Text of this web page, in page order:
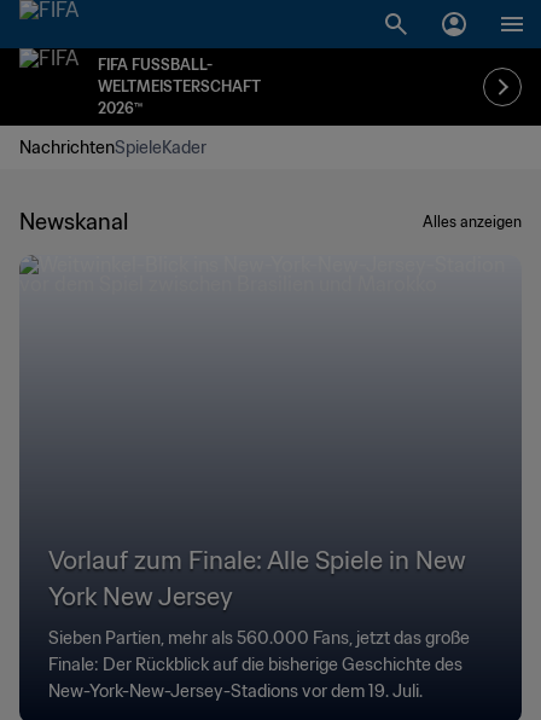
FIFA FUSSBALL-
WELTMEISTERSCHAFT
2026™
NachrichtenSpieleKader
Newskanal Alles anzeigen
Vorlauf zum Finale: Alle Spiele in New
York New Jersey
Sieben Partien, mehr als 560.000 Fans, jetzt das große
Finale: Der Rückblick auf die bisherige Geschichte des
New-York-New-Jersey-Stadions vor dem 19. Juli.